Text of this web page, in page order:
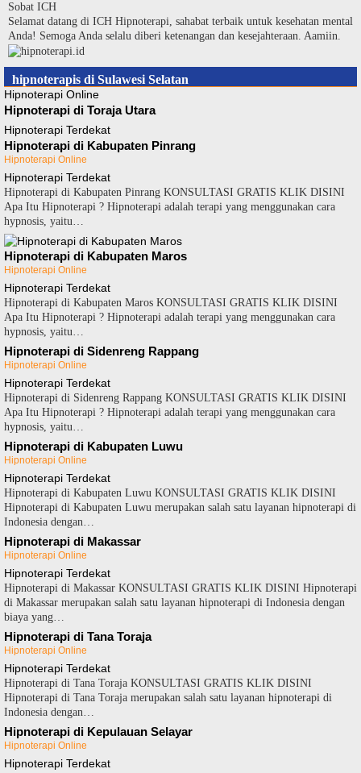
Langsung
ke
konten
Sobat ICH
Selamat datang di ICH Hipnoterapi, sahabat terbaik untuk kesehatan mental
Anda! Semoga Anda selalu diberi ketenangan dan kesejahteraan. Aamiin.
hipnoterapis di Sulawesi Selatan
Hipnoterapi Online
Hipnoterapi di Toraja Utara
Hipnoterapi Terdekat
Hipnoterapi di Kabupaten Pinrang
Hipnoterapi Online
Hipnoterapi Terdekat
Hipnoterapi di Kabupaten Pinrang KONSULTASI GRATIS KLIK DISINI
Apa Itu Hipnoterapi ? Hipnoterapi adalah terapi yang menggunakan cara
hypnosis, yaitu…
Hipnoterapi di Kabupaten Maros
Hipnoterapi Online
Hipnoterapi Terdekat
Hipnoterapi di Kabupaten Maros KONSULTASI GRATIS KLIK DISINI
Apa Itu Hipnoterapi ? Hipnoterapi adalah terapi yang menggunakan cara
hypnosis, yaitu…
Hipnoterapi di Sidenreng Rappang
Hipnoterapi Online
Hipnoterapi Terdekat
Hipnoterapi di Sidenreng Rappang KONSULTASI GRATIS KLIK DISINI
Apa Itu Hipnoterapi ? Hipnoterapi adalah terapi yang menggunakan cara
hypnosis, yaitu…
Hipnoterapi di Kabupaten Luwu
Hipnoterapi Online
Hipnoterapi Terdekat
Hipnoterapi di Kabupaten Luwu KONSULTASI GRATIS KLIK DISINI
Hipnoterapi di Kabupaten Luwu merupakan salah satu layanan hipnoterapi di
Indonesia dengan…
Hipnoterapi di Makassar
Hipnoterapi Online
Hipnoterapi Terdekat
Hipnoterapi di Makassar KONSULTASI GRATIS KLIK DISINI Hipnoterapi
di Makassar merupakan salah satu layanan hipnoterapi di Indonesia dengan
biaya yang…
Hipnoterapi di Tana Toraja
Hipnoterapi Online
Hipnoterapi Terdekat
Hipnoterapi di Tana Toraja KONSULTASI GRATIS KLIK DISINI
Hipnoterapi di Tana Toraja merupakan salah satu layanan hipnoterapi di
Indonesia dengan…
Hipnoterapi di Kepulauan Selayar
Hipnoterapi Online
Hipnoterapi Terdekat